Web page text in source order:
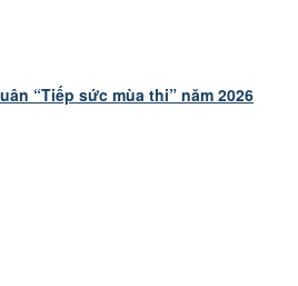
“Tiếp sức mùa thi” năm 2026